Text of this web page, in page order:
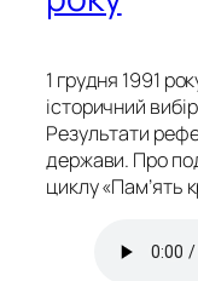
1 грудня 1991
історичний
Результати
держави. Про
циклу «Пам’ять